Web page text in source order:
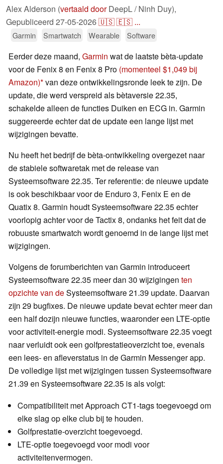
Alex Alderson (vertaald doorDeepL / Ninh Duy),
Gepubliceerd 27-05-2026🇺🇸🇪🇸 ...
Garmin Smartwatch Wearable Software
Eerder deze maand, Garmin wat de laatste bèta-update
voor de Fenix 8 en Fenix 8 Pro (momenteel $1,049 bij
Amazon) van deze ontwikkelingsronde leek te zijn. De
update, die werd verspreid als bètaversie 22.35,
schakelde alleen de functies Duiken en ECG in. Garmin
suggereerde echter dat de update een lange lijst met
wijzigingen bevatte.
Nu heeft het bedrijf de bèta-ontwikkeling overgezet naar
de stabiele softwaretak met de release van
Systeemsoftware 22.35. Ter referentie: de nieuwe update
is ook beschikbaar voor de Enduro 3, Fenix E en de
Quatix 8. Garmin houdt Systeemsoftware 22.35 echter
voorlopig achter voor de Tactix 8, ondanks het feit dat de
robuuste smartwatch wordt genoemd in de lange lijst met
wijzigingen.
Volgens de forumberichten van Garmin introduceert
Systeemsoftware 22.35 meer dan 30 wijzigingen ten
opzichte van deSysteemsoftware 21.39 update. Daarvan
zijn 29 bugfixes. De nieuwe update bevat echter meer dan
een half dozijn nieuwe functies, waaronder een LTE-optie
voor activiteit-energie modi. Systeemsoftware 22.35 voegt
naar verluidt ook een golfprestatieoverzicht toe, evenals
een lees- en afleverstatus in de Garmin Messenger app.
De volledige lijst met wijzigingen tussen Systeemsoftware
21.39 en Systeemsoftware 22.35 is als volgt:
Compatibiliteit met Approach CT1-tags toegevoegd om
elke slag op elke club bij te houden.
Golfprestatie-overzicht toegevoegd.
LTE-optie toegevoegd voor modi voor
activiteitenvermogen.